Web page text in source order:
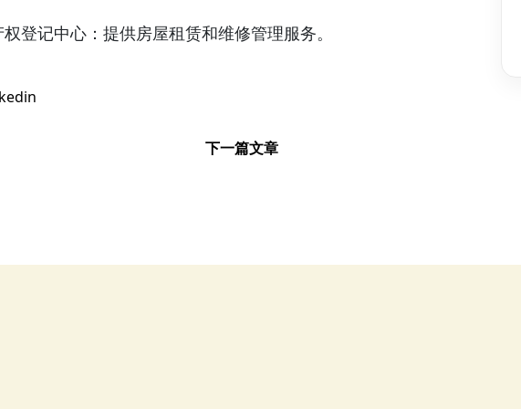
登记中心：提供房屋租赁和维修管理服务。
下一篇文章